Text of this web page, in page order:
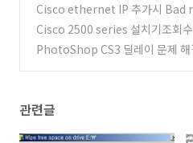
Cisco ethernet IP 추가시 Bad
address 오류
(0)
Cisco 2500 series 설치기조회
13 20:48:05
(1)
PhotoShop CS3 딜레이 문제 해
관련글